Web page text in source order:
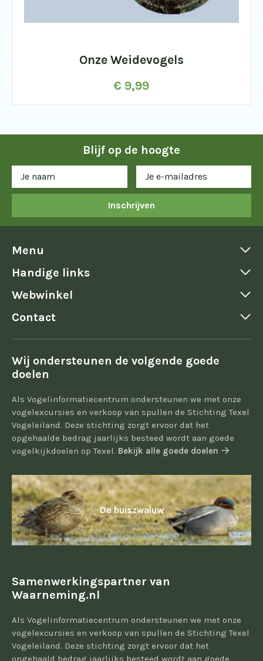
Onze Weidevogels
€ 9,99
Blijf op de hoogte
Inschrijven
Menu
Handige links
Webwinkel
Contact
Wij ondersteunen de volgende goede
doelen
Als Vogelinformatiecentrum ondersteunen we met onze
vogelexcursies en verkoop van spullen de Stichting Texel
Vogeleiland. Deze stichting zorgt ervoor dat het
opgehaalde bedrag jaarlijks besteed wordt aan goede
vogelkijkdoelen op Texel. Bekijk alle goede doelen
De huiszwaluw
Samenwerkingspartner van
Waarneming.nl
Als Vogelinformatiecentrum ondersteunen we met onze
vogelexcursies en verkoop van spullen de Stichting Texel
Vogeleiland. Deze stichting zorgt ervoor dat het
opgehaald bedrag jaarlijks besteed wordt aan goede